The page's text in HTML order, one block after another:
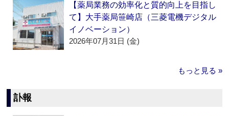
【薬局業務の効率化と質的向上を目指し
て】大手薬局笹崎店（三菱電機デジタル
イノベーション）
2026年07月31日 (金)
もっと見る »
訃報